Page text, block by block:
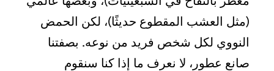
(مثل العشب المقطوع حديثًا)، لكن الحمض
النووي لكل شخص فريد من نوعه. بصفتنا
صانع عطور، لا نعرف ما إذا كنا سنقوم